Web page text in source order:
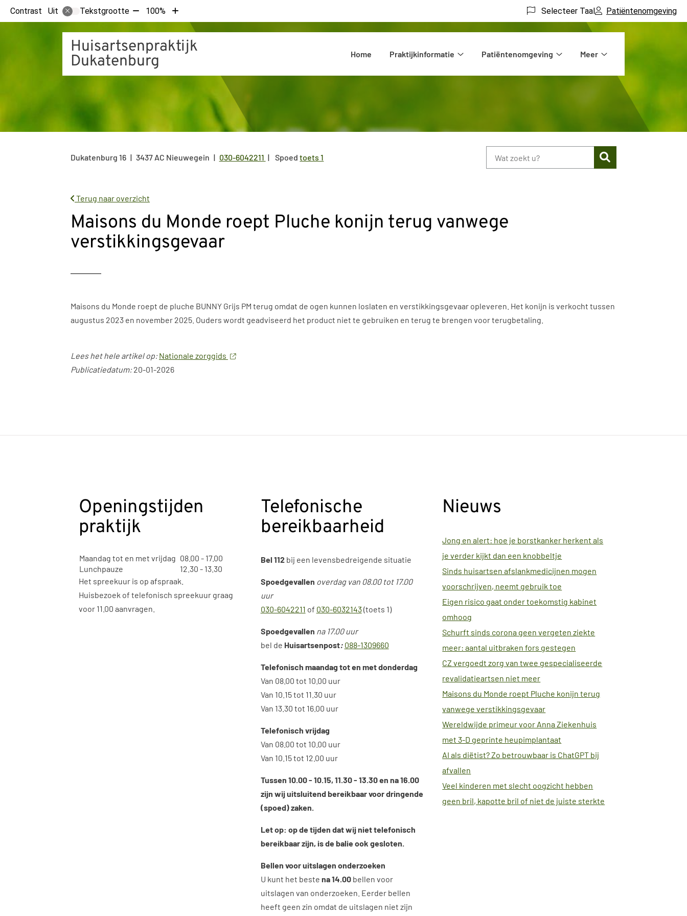
Contrast Uit Tekstgrootte Tekst
verkleinen
met
10%
100%
Tekst
vergroten
met
10%
Selecteer Taal Patiëntenomgeving
Huisartsenpraktijk
Dukatenburg Home
Praktijkinformatie
Patiëntenomgeving
Meer
Dukatenburg 16 3437 AC Nieuwegein Tel:
030-6042211 Spoed toets 1
Terug naar overzicht
Maisons du Monde roept Pluche konijn terug vanwege
verstikkingsgevaar
Maisons du Monde roept de pluche BUNNY Grijs PM terug omdat de ogen kunnen loslaten en verstikkingsgevaar opleveren. Het konijn is verkocht tussen
augustus 2023 en november 2025. Ouders wordt geadviseerd het product niet te gebruiken en terug te brengen voor terugbetaling.
Lees het hele artikel op: Nationale zorggids
Publicatiedatum:20-01-2026
Openingstijden
praktijk
Maandag tot en met vrijdag 08.00 - 17.00
Lunchpauze
12.30 - 13.30
Het spreekuur is op afspraak.
Huisbezoek of telefonisch spreekuur graag
voor 11.00 aanvragen.
Telefonische
bereikbaarheid
Bel 112 bij een levensbedreigende situatie
Spoedgevallen overdag van 08.00 tot 17.00
uur
030-6042211 of 030-6032143(toets 1)
Spoedgevallen na 17.00 uur
bel de Huisartsenpost: 088-1309660
Telefonisch maandag tot en met donderdag
Van 08.00 tot 10.00 uur
Van 10.15 tot 11.30 uur
Van 13.30 tot 16.00 uur
Telefonisch vrijdag
Van 08.00 tot 10.00 uur
Van 10.15 tot 12.00 uur
Tussen 10.00 - 10.15, 11.30 - 13.30 en na 16.00
zijn wij uitsluitend bereikbaar voor dringende
(spoed) zaken.
Let op: op de tijden dat wij niet telefonisch
bereikbaar zijn, is de balie ook gesloten.
Bellen voor uitslagen onderzoeken
U kunt het beste na 14.00bellen voor
uitslagen van onderzoeken. Eerder bellen
heeft geen zin omdat de uitslagen niet zijn
Nieuws
Jong en alert: hoe je borstkanker herkent als
je verder kijkt dan een knobbeltje
Sinds huisartsen afslankmedicijnen mogen
voorschrijven, neemt gebruik toe
Eigen risico gaat onder toekomstig kabinet
omhoog
Schurft sinds corona geen vergeten ziekte
meer: aantal uitbraken fors gestegen
CZ vergoedt zorg van twee gespecialiseerde
revalidatieartsen niet meer
Maisons du Monde roept Pluche konijn terug
vanwege verstikkingsgevaar
Wereldwijde primeur voor Anna Ziekenhuis
met 3-D geprinte heupimplantaat
AI als diëtist? Zo betrouwbaar is ChatGPT bij
afvallen
Veel kinderen met slecht oogzicht hebben
geen bril, kapotte bril of niet de juiste sterkte